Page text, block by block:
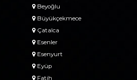
Beyoğlu
Büyükçekmece
Çatalca
Esenler
Esenyurt
Eyüp
Fatih